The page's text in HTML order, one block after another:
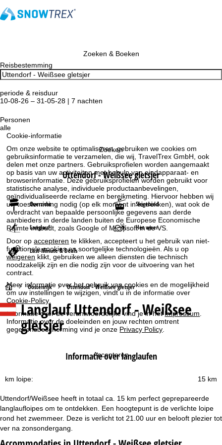
Cookie-informatie
Om onze website te optimaliseren, gebruiken we cookies om
gebruiksinformatie te verzamelen, die wij, TravelTrex GmbH, ook
delen met onze partners. Gebruiksprofielen worden aangemaakt
op basis van uw activiteiten met behulp van eindapparaat- en
browserinformatie. Deze gebruiksprofielen worden gebruikt voor
statistische analyse, individuele productaanbevelingen,
geïndividualiseerde reclame en bereikmeting. Hiervoor hebben wij
uw toestemming nodig (op elk moment in te trekken), wat ook de
overdracht van bepaalde persoonlijke gegevens aan derde
aanbieders in derde landen buiten de Europese Economische
Ruimte inhoudt, zoals Google of Microsoft in de VS.
Door opaccepteren te klikken, accepteert u het gebruik van niet-
functionele cookies en soortgelijke technologieën. Als u op
weigeren klikt, gebruiken we alleen diensten die technisch
noodzakelijk zijn en die nodig zijn voor de uitvoering van het
contract.
Meer informatie over het gebruik van cookies en de mogelijkheid
om uw instellingen te wijzigen, vindt u in de informatie over
Cookie-Policy
Informatie over de verantwoordelijke vind je in hetImpressum
Informatie over de doeleinden en jouw rechten omtrent
gegevensbescherming vind je onze Privacy Policy
Accepteren
Zoeken & Boeken
Reisbestemming
periode & reisduur
10-08-26 – 31-05-28 | 7 nachten
Personen
alle
Zoeken
Uttendorf - Weißsee gletsjer
Overzicht Skigebied
Langlauf Het weer
Last-Minute & Deals
S
t
a
a
g
Oostenrijk Uttendorf - Weißsee gletsjer
Langlauf Uttendorf - Weißsee
gletsjer
Informatie over langlaufen
15 km
km loipe:
Uttendorf/Weißsee heeft in totaal ca. 15 km perfect geprepareerde
langlaufloipes om te ontdekken. Een hoogtepunt is de verlichte loipe
rond het zwemmeer. Deze is verlicht tot 21.00 uur en belooft plezier tot
ver na zonsondergang.